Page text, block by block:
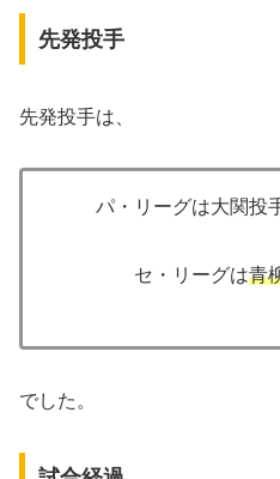
先発投手
先発投手は、
パ・リーグは大関投
セ・リーグは青
でした。